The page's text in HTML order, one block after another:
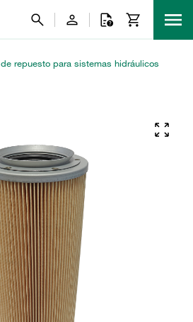
repuesto para sistemas hidráulicos